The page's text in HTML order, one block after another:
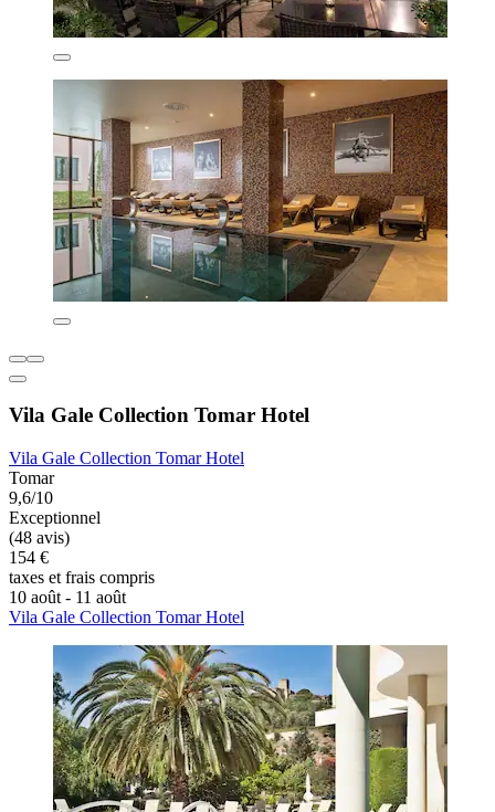
Vila Gale Collection Tomar Hotel
Vila Gale Collection Tomar Hotel
Tomar
9,6/10
Exceptionnel
(48 avis)
154 €
taxes et frais compris
10 août - 11 août
Vila Gale Collection Tomar Hotel